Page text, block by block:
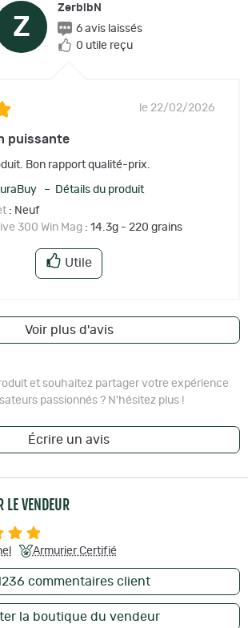
Z
ZerbibN
6 avis laissés
0 utile reçu
le 22/02/2026
puissante
Bon rapport qualité-prix.
– Détails du produit
: Neuf
300 Win Mag : 14.3g - 220 grains
Utile
Voir plus d'avis
et souhaitez partager votre expérience
passionnés ? N'hésitez plus !
Écrire un avis
LE VENDEUR
Armurier Certifié
commentaires client
la boutique du vendeur